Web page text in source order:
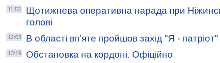
11:53
Щотижнева оперативна нарада при
голові
12:03 В області вп’яте пройшов захід "Я - патріот"
13:19
Обстановка на кордоні. Офіційно